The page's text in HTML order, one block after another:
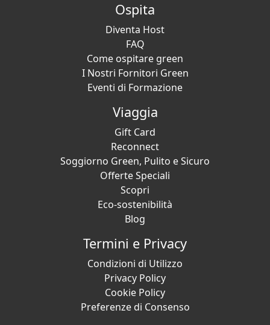
Ospita
Diventa Host
FAQ
Come ospitare green
I Nostri Fornitori Green
Eventi di Formazione
Viaggia
Gift Card
Reconnect
Soggiorno Green, Pulito e Sicuro
Offerte Speciali
Scopri
Eco-sostenibilità
Blog
Termini e Privacy
Condizioni di Utilizzo
Privacy Policy
Cookie Policy
Preferenze di Consenso